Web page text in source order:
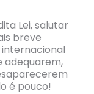
Lei, salutar
breve
adequarem,
é pouco!